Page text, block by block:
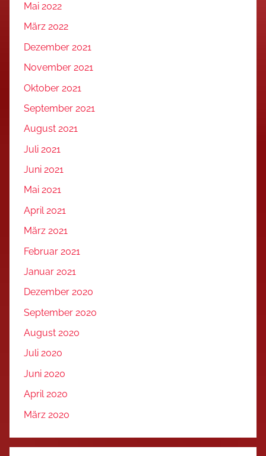
Mai 2022
März 2022
Dezember 2021
November 2021
Oktober 2021
September 2021
August 2021
Juli 2021
Juni 2021
Mai 2021
April 2021
März 2021
Februar 2021
Januar 2021
Dezember 2020
September 2020
August 2020
Juli 2020
Juni 2020
April 2020
März 2020